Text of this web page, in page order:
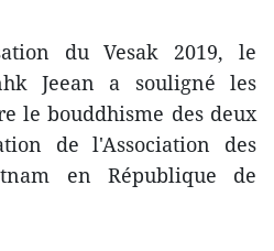
du Vesak 2019, le
Jeean a souligné les
le bouddhisme des deux
de l'Association des
en République de